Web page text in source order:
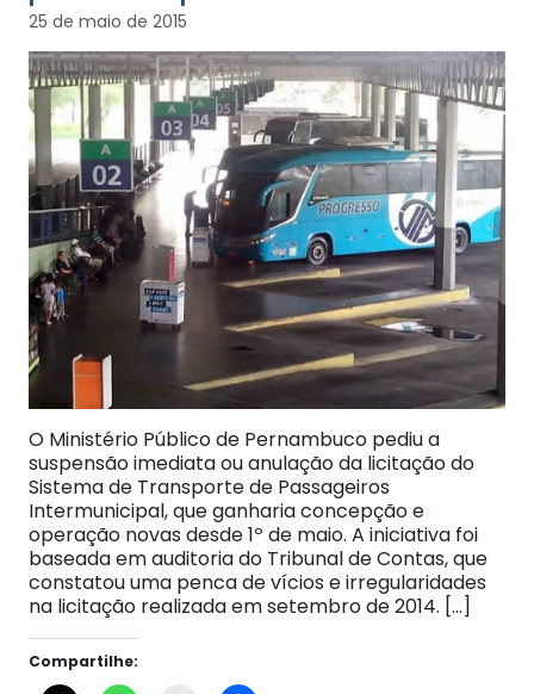
25 de maio de 2015
O Ministério Público de Pernambuco pediu a
suspensão imediata ou anulação da licitação do
Sistema de Transporte de Passageiros
Intermunicipal, que ganharia concepção e
operação novas desde 1º de maio. A iniciativa foi
baseada em auditoria do Tribunal de Contas, que
constatou uma penca de vícios e irregularidades
na licitação realizada em setembro de 2014. […]
Compartilhe: